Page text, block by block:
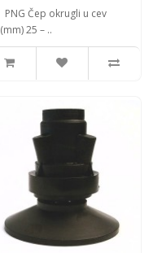
PNG Čep okrugli u cev
(mm) 25 – ..